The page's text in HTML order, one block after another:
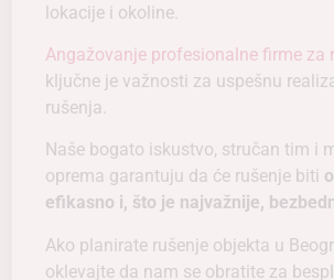
lokacije i okoline.
Angažovanje profesionalne firme za
ključne je važnosti za uspešnu
rušenja.
Naše bogato iskustvo, stručan tim i
oprema garantuju da će rušenje biti
efikasno i, što je najvažnije,
Ako planirate rušenje objekta u
oklevajte da nam se obratite za